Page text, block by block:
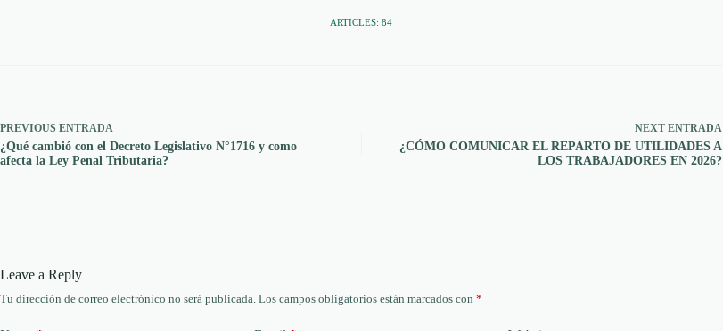
ARTICLES: 84
PREVIOUS ENTRADA
¿Qué cambió con el Decreto Legislativo N°1716 y como
afecta la Ley Penal Tributaria?
NEXTENTRADA
¿CÓMO COMUNICAR EL REPARTO DE UTILIDADES A
LOS TRABAJADORES EN 2026?
Leave a Reply
Tu dirección de correo electrónico no será publicada. Los campos obligatorios están marcados con *